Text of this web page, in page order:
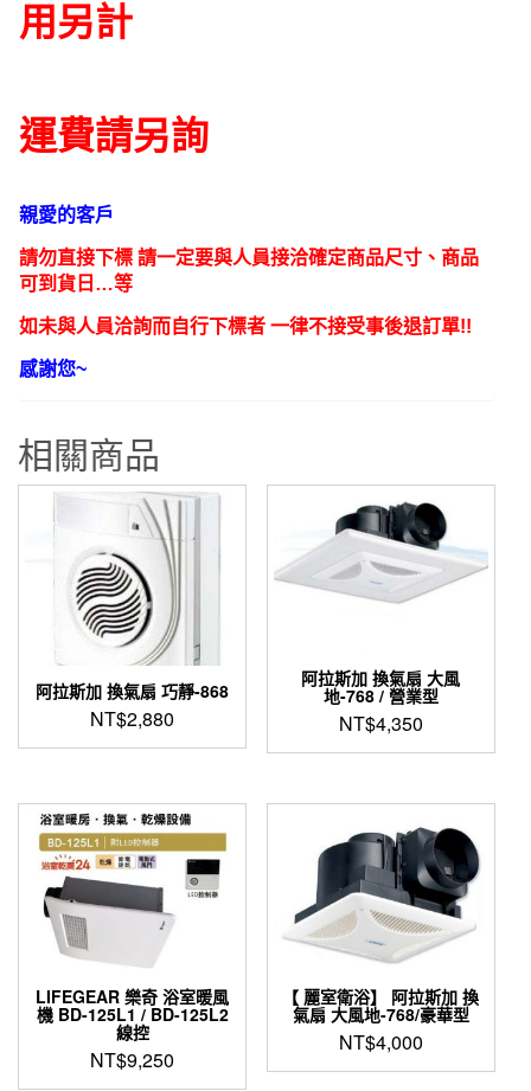
用另計
運費請另詢
親愛的客戶
請勿直接下標 請一定要與人員接洽確定商品尺寸、商品
可到貨日…等
如未與人員洽詢而自行下標者 一律不接受事後退訂單!!
感謝您~
相關商品
阿拉斯加 換氣扇 巧靜-868
NT$2,880
阿拉斯加 換氣扇 大風
地-768 / 營業型
NT$4,350
LIFEGEAR 樂奇 浴室暖風
機 BD-125L1 / BD-125L2
線控
NT$9,250
【 麗室衛浴】 阿拉斯加 換
氣扇 大風地-768/豪華型
NT$4,000